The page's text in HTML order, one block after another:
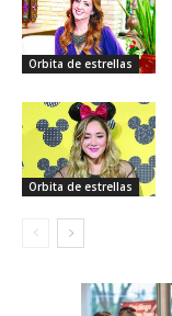
Orbita de estrellas
Orbita de estrellas